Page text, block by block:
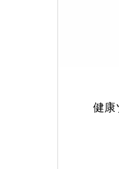
健康